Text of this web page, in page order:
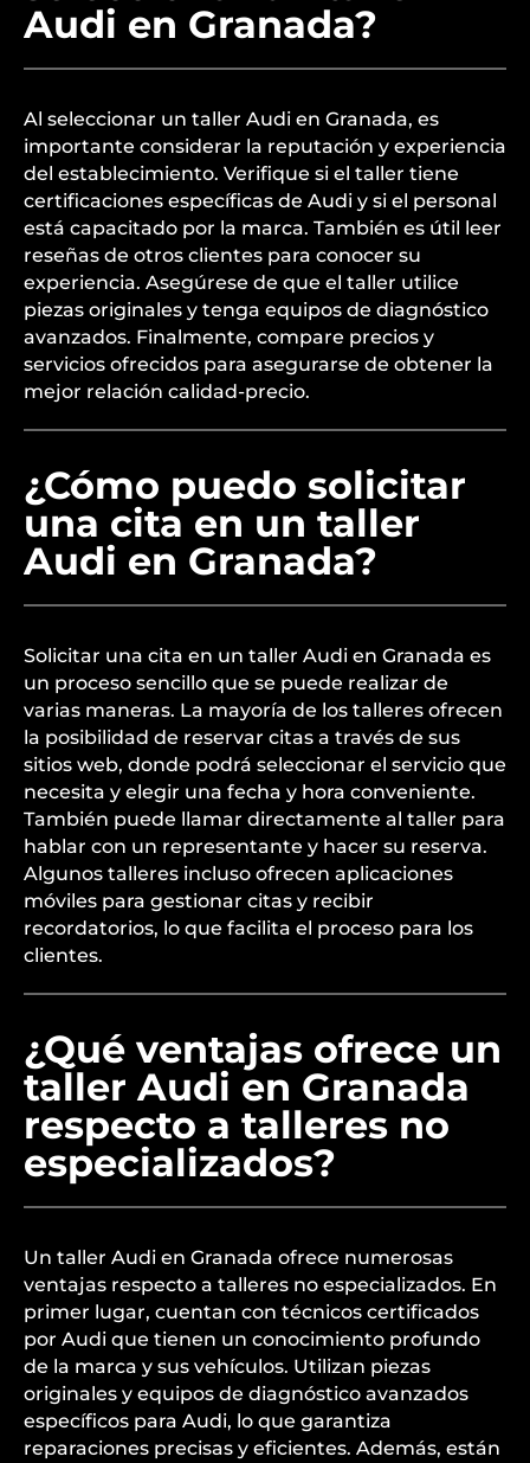
Audi en Granada?
Al seleccionar un taller Audi en Granada, es
importante considerar la reputación y experiencia
del establecimiento. Verifique si el taller tiene
certificaciones específicas de Audi y si el personal
está capacitado por la marca. También es útil leer
reseñas de otros clientes para conocer su
experiencia. Asegúrese de que el taller utilice
piezas originales y tenga equipos de diagnóstico
avanzados. Finalmente, compare precios y
servicios ofrecidos para asegurarse de obtener la
mejor relación calidad-precio.
¿Cómo puedo solicitar
una cita en un taller
Audi en Granada?
Solicitar una cita en un taller Audi en Granada es
un proceso sencillo que se puede realizar de
varias maneras. La mayoría de los talleres ofrecen
la posibilidad de reservar citas a través de sus
sitios web, donde podrá seleccionar el servicio que
necesita y elegir una fecha y hora conveniente.
También puede llamar directamente al taller para
hablar con un representante y hacer su reserva.
Algunos talleres incluso ofrecen aplicaciones
móviles para gestionar citas y recibir
recordatorios, lo que facilita el proceso para los
clientes.
¿Qué ventajas ofrece un
taller Audi en Granada
respecto a talleres no
especializados?
Un taller Audi en Granada ofrece numerosas
ventajas respecto a talleres no especializados. En
primer lugar, cuentan con técnicos certificados
por Audi que tienen un conocimiento profundo
de la marca y sus vehículos. Utilizan piezas
originales y equipos de diagnóstico avanzados
específicos para Audi, lo que garantiza
reparaciones precisas y eficientes. Además, están